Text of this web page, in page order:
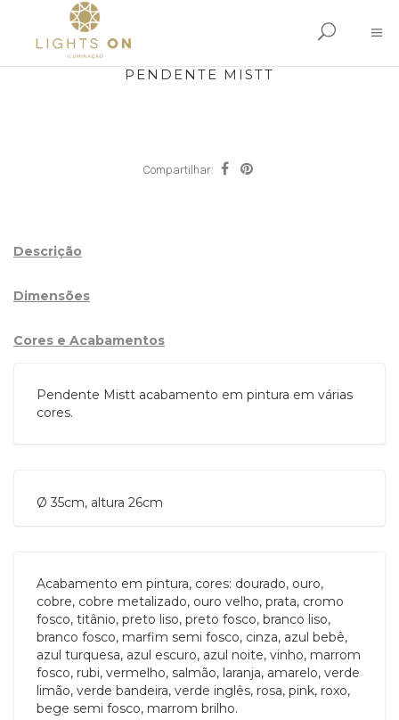
PENDENTE MISTT
Compartilhar:
Descrição
Dimensões
Cores e Acabamentos
Pendente Mistt acabamento em pintura em várias
cores.
Ø 35cm, altura 26cm
Acabamento em pintura, cores: dourado, ouro,
cobre, cobre metalizado, ouro velho, prata, cromo
fosco, titânio, preto liso, preto fosco, branco liso,
branco fosco, marfim semi fosco, cinza, azul bebê,
azul turquesa, azul escuro, azul noite, vinho, marrom
fosco, rubi, vermelho, salmão, laranja, amarelo, verde
limão, verde bandeira, verde inglês, rosa, pink, roxo,
bege semi fosco, marrom brilho.